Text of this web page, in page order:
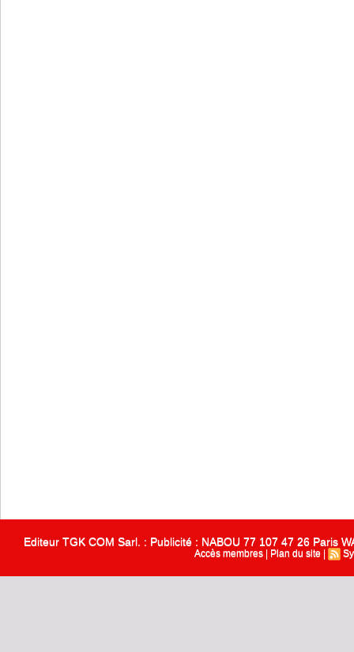
Editeur TGK COM Sarl. : Publicité : NABOU 77 107 47 26 Paris
Accès membres Plan du site